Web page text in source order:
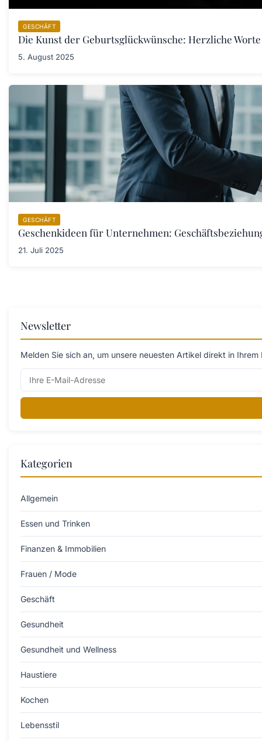
GESCHÄFT
Die Kunst der Geburtsglückwünsche: Herzliche
5. August 2025
GESCHÄFT
Geschenkideen für Unternehmen:
21. Juli 2025
Newsletter
Melden Sie sich an, um unsere neuesten Artikel direkt in
Kategorien
Allgemein
Essen und Trinken
Finanzen & Immobilien
Frauen / Mode
Geschäft
Gesundheit
Gesundheit und Wellness
Haustiere
Kochen
Lebensstil